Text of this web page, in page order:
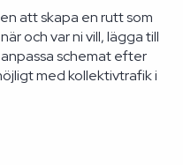
att skapa en rutt som
och var ni vill, lägga till
schemat efter
med kollektivtrafik i